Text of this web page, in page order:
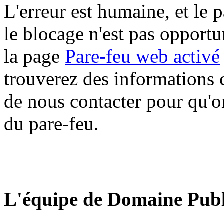
L'erreur est humaine, et le
le blocage n'est pas
la page Pare-feu web activé
trouverez des informations
de nous contacter pour
du pare-feu.
L'équipe de Domaine